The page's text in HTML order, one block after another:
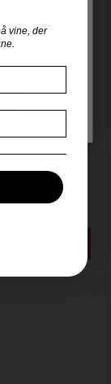
18 år.
vine, der